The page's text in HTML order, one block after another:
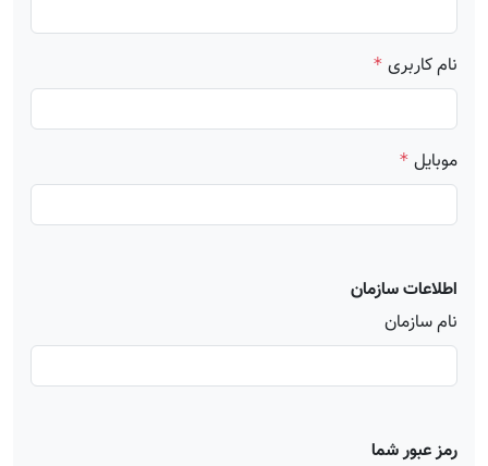
نام کاربری *
موبایل *
اطلاعات سازمان
نام سازمان
رمز عبور شما